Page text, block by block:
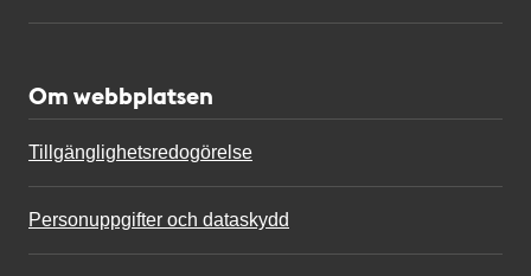
Om webbplatsen
Tillgänglighetsredogörelse
Personuppgifter och dataskydd